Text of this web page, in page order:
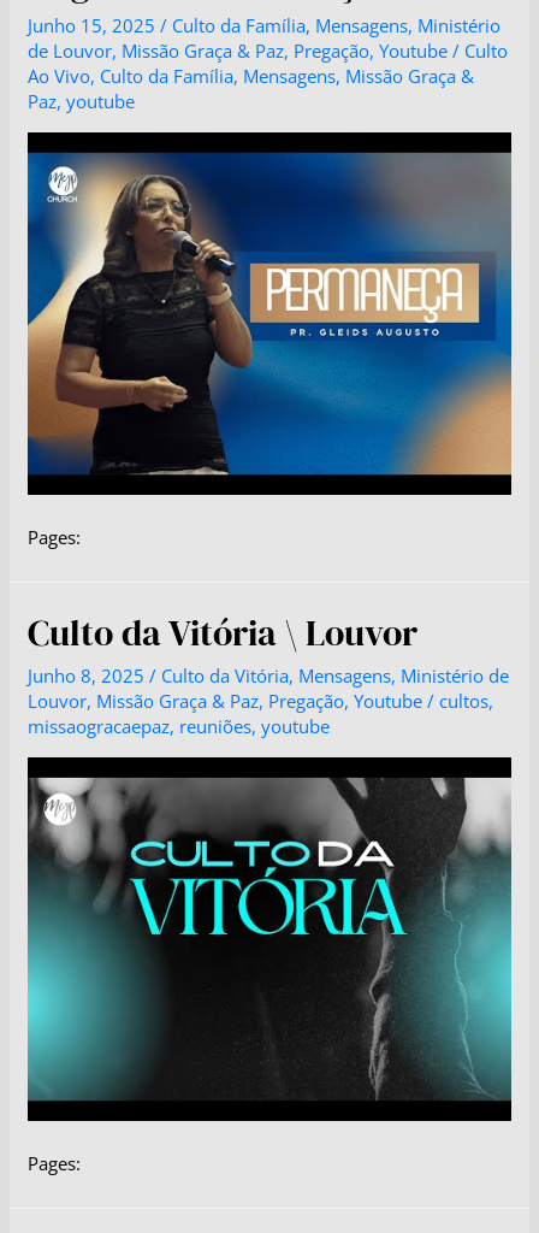
Junho 15, 2025 / Culto da Família, Mensagens, Ministério
de Louvor, Missão Graça & Paz, Pregação,Youtube / Culto
Ao Vivo, Culto da Família, Mensagens, Missão Graça &
Paz,youtube
Pages:
Culto da Vitória \ Louvor
Junho 8, 2025 / Culto da Vitória, Mensagens, Ministério de
Louvor, Missão Graça & Paz, Pregação,Youtube /cultos,
missaogracaepaz, reuniões,youtube
Pages: